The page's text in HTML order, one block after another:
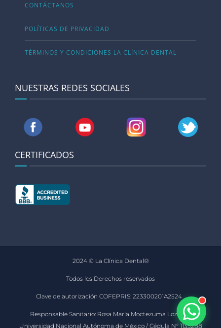
CONTÁCTANOS
POLÍTICAS DE PRIVACIDAD
TÉRMINOS Y CONDICIONES LA CLÍNICA DENTAL
NUESTRAS REDES SOCIALES
CERTIFICADOS
2024 © La Clínica Dental®
Todos los Derechos reservados
Clave de autorización COFEPRIS: 223300201A2524 .
Responsable Sanitario: Rosa María Moctezuma Lozano /
Universidad Nacional Autónoma de México / Cédula N° 1135288